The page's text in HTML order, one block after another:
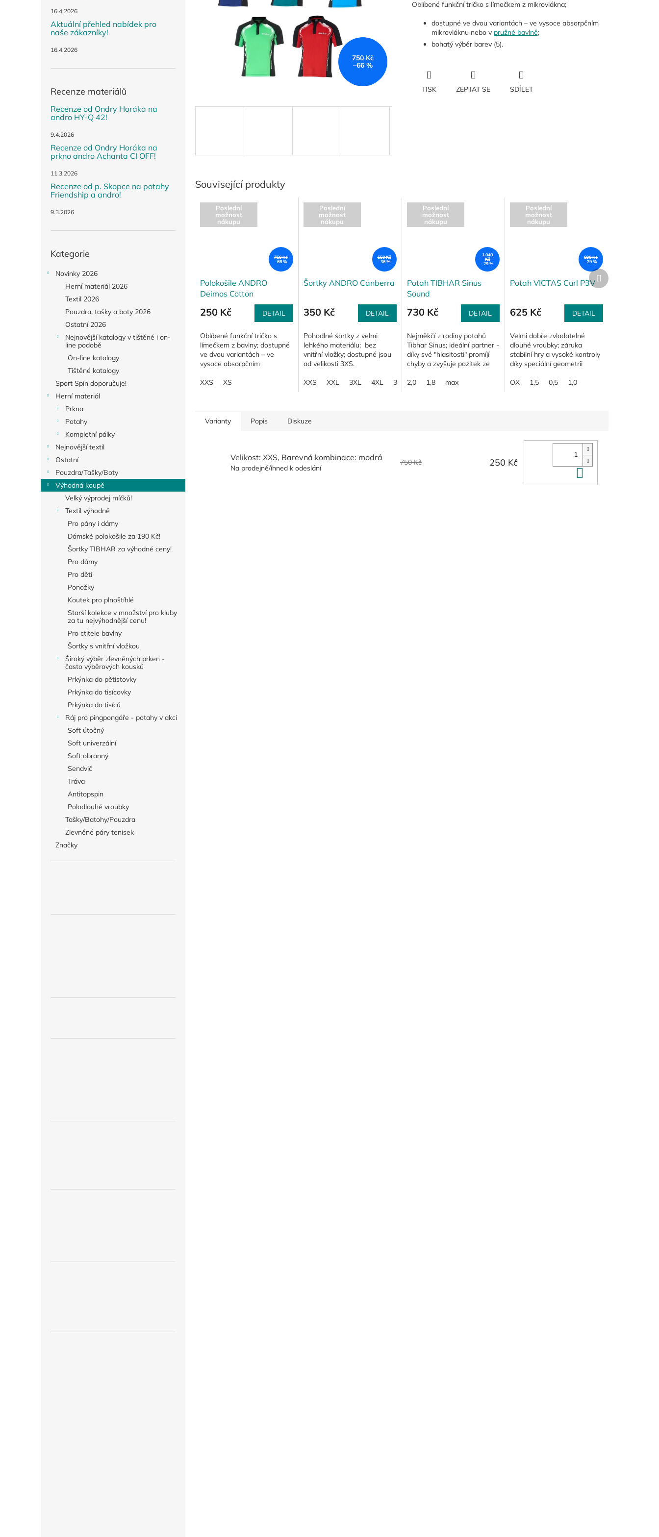
16.4.2026
Aktuální přehled nabídek pro
naše zákazníky!
16.4.2026
Recenze materiálů
Recenze od Ondry Horáka na
andro HY-Q 42!
9.4.2026
Recenze od Ondry Horáka na
prkno andro Achanta CI OFF!
11.3.2026
Recenze od p. Skopce na potahy
Friendship a andro!
9.3.2026
kategorie
Kategorie
Novinky 2026
Herní materiál 2026
Textil 2026
Pouzdra, tašky a boty 2026
Ostatní 2026
Nejnovější katalogy v tištěné i on-
line podobě
On-line katalogy
Tištěné katalogy
Sport Spin doporučuje!
Herní materiál
Prkna
Potahy
Kompletní pálky
Nejnovější textil
Ostatní
Pouzdra/Tašky/Boty
Výhodná koupě
Velký výprodej míčků!
Textil výhodně
Pro pány i dámy
Dámské polokošile za 190 Kč!
Šortky TIBHAR za výhodné ceny!
Pro dámy
Pro děti
Ponožky
Koutek pro plnoštíhlé
Starší kolekce v množství pro kluby
za tu nejvýhodnější cenu!
Pro ctitele bavlny
Šortky s vnitřní vložkou
Široký výběr zlevněných prken -
často výběrových kousků
Prkýnka do pětistovky
Prkýnka do tisícovky
Prkýnka do tisíců
Ráj pro pingpongáře - potahy v akci
Soft útočný
Soft univerzální
Soft obranný
Sendvič
Tráva
Antitopspin
Polodlouhé vroubky
Tašky/Batohy/Pouzdra
Zlevněné páry tenisek
Značky
750 Kč
–66 %
Oblíbené funkční tričko s límečkem z mikrovlákna;
dostupné ve dvou variantách – ve vysoce absorpčním
mikrovláknu nebo v pružné bavlně;
bohatý výběr barev (5).
TISK ZEPTAT SE SDÍLET
Související produkty
Poslední
možnost
nákupu
750 Kč
–66 %
Polokošile ANDRO
Deimos Cotton
250 Kč DETAIL
Oblíbené funkční tričko s
límečkem z bavlny; dostupné
ve dvou variantách – ve
vysoce absorpčním
bavlně; bohatý výběr barev
XXS XS
Poslední
možnost
nákupu
550 Kč
–36 %
Šortky ANDRO Canberra
350 Kč DETAIL
Pohodlné šortky z velmi
lehkého materiálu; bez
vnitřní vložky; dostupné jsou
od velikosti 3XS.
XXS XXL 3XL 4XL 3XS
Poslední
možnost
nákupu
1 040
Kč
–29 %
Potah TIBHAR Sinus
Sound
730 Kč DETAIL
Nejměkčí z rodiny potahů
Tibhar Sinus; ideální partner -
díky své "hlasitosti" promíjí
chyby a zvyšuje požitek ze
zvuku, spinu, rychlosti, citu...
2,0 1,8 max
Poslední
možnost
nákupu
890 Kč
–29 %
Potah VICTAS Curl P3V
625 Kč DETAIL
Velmi dobře zvladatelné
dlouhé vroubky; záruka
stabilní hry a vysoké kontroly
díky speciální geometrii
širšímu tvaru; schopnost
OX 1,5 0,5 1,0
Další
produkt
Varianty Popis Diskuze
Velikost: XXS, Barevná kombinace: modrá
Na prodejně/ihned k odeslání
750 Kč 250 Kč